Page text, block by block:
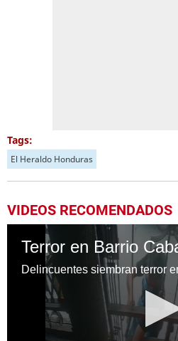
Tags:
El Heraldo Honduras
VIDEOS RECOMENDADOS